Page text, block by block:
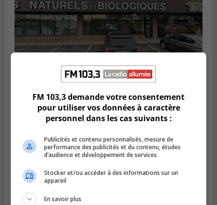
BROSSARD
Publié le 2 août 2026 à 23h04
Rappel de quatre produits alimentaires à
Brossard
FM 103,3 demande votre consentement
pour utiliser vos données à caractère
personnel dans les cas suivants :
Publicités et contenu personnalisés, mesure de
performance des publicités et du contenu, études
d’audience et développement de services
Stocker et/ou accéder à des informations sur un
appareil
En savoir plus